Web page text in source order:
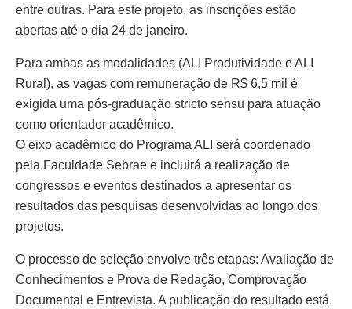
entre outras. Para este projeto, as inscrições estão
abertas até o dia 24 de janeiro.
Para ambas as modalidades (ALI Produtividade e ALI
Rural), as vagas com remuneração de R$ 6,5 mil é
exigida uma pós-graduação stricto sensu para atuação
como orientador acadêmico.
O eixo acadêmico do Programa ALI será coordenado
pela Faculdade Sebrae e incluirá a realização de
congressos e eventos destinados a apresentar os
resultados das pesquisas desenvolvidas ao longo dos
projetos.
O processo de seleção envolve três etapas: Avaliação de
Conhecimentos e Prova de Redação, Comprovação
Documental e Entrevista. A publicação do resultado está